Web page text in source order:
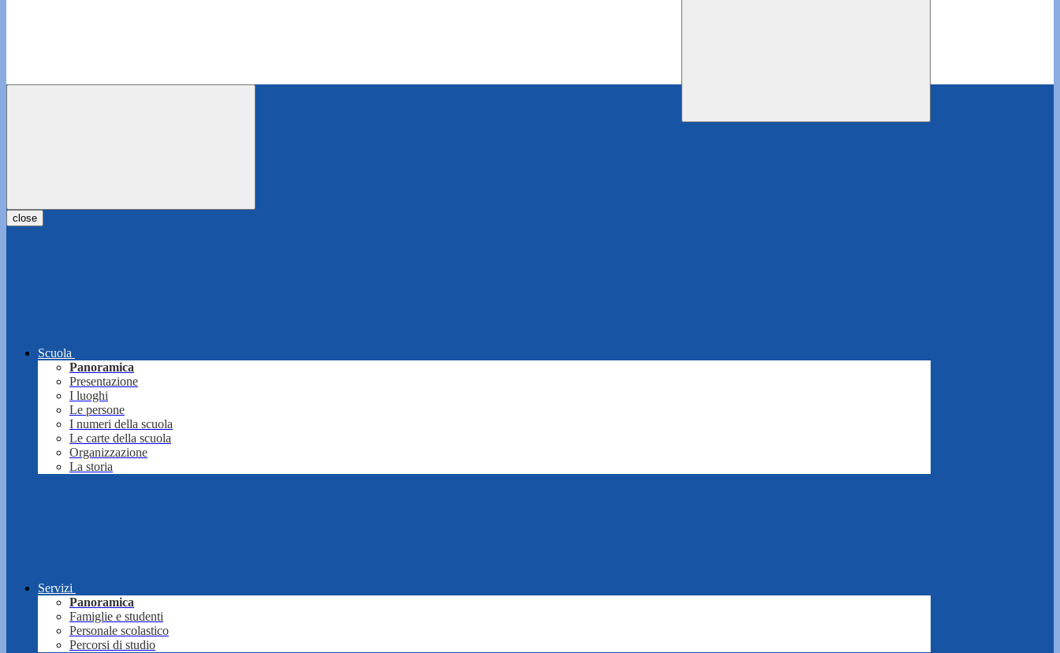
close
Scuola
Panoramica
Presentazione
I luoghi
Le persone
I numeri della scuola
Le carte della scuola
Organizzazione
La storia
Servizi
Panoramica
Famiglie e studenti
Personale scolastico
Percorsi di studio